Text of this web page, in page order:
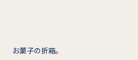
お菓子の折箱。